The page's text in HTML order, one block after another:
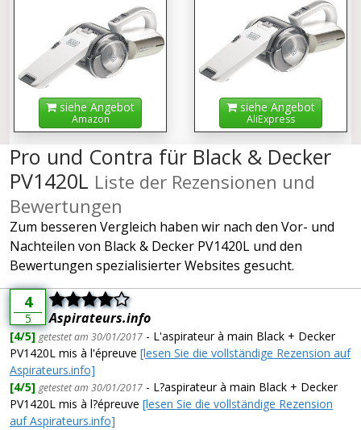
siehe Angebot
Amazon
siehe Angebot
AliExpress
Pro und Contra für Black & Decker
PV1420L Liste der Rezensionen und
Bewertungen
Zum besseren Vergleich haben wir nach den Vor- und
Nachteilen von Black & Decker PV1420L und den
Bewertungen spezialisierter Websites gesucht.
4
5 Aspirateurs.info
[4/5] getestet am 30/01/2017 - L'aspirateur à main Black + Decker
PV1420L mis à l'épreuve [lesen Sie die vollständige Rezension auf
Aspirateurs.info]
[4/5] getestet am 30/01/2017 - L?aspirateur à main Black + Decker
PV1420L mis à l?épreuve [lesen Sie die vollständige Rezension
auf Aspirateurs.info]